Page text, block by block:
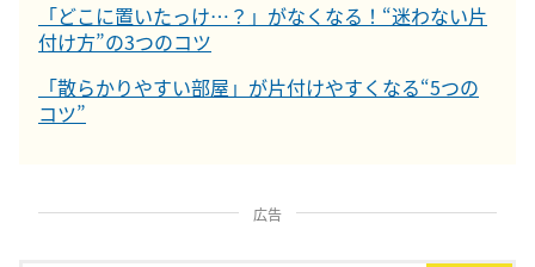
「どこに置いたっけ…？」がなくなる！“迷わない片
付け方”の3つのコツ
「散らかりやすい部屋」が片付けやすくなる“5つの
コツ”
広告